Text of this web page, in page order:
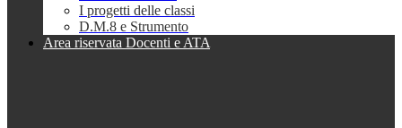
I progetti delle classi
D.M.8 e Strumento
Area riservata Docenti e ATA